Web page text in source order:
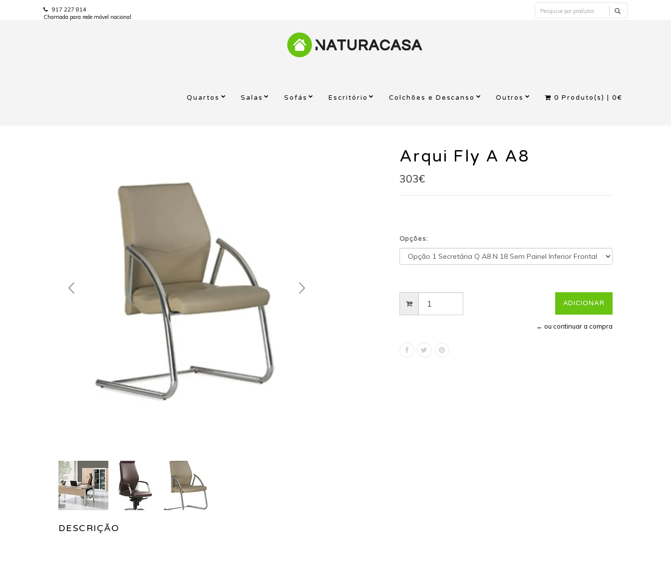
917 227 814
Chamada para rede móvel nacional
Quartos Salas Sofás Escritório Colchões e Descanso Outros 0 Produto(s) |0€
DESCRIÇÃO
Arqui Fly A A8
303€
Opções:
← ou continuar a compra